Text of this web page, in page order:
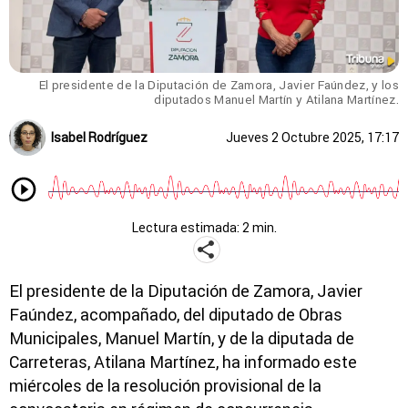
El presidente de la Diputación de Zamora, Javier Faúndez, y los
diputados Manuel Martín y Atilana Martínez.
Isabel Rodríguez Jueves 2 Octubre 2025, 17:17
Lectura estimada: 2 min.
El presidente de la Diputación de Zamora, Javier
Faúndez, acompañado, del diputado de Obras
Municipales, Manuel Martín, y de la diputada de
Carreteras, Atilana Martínez, ha informado este
miércoles de la resolución provisional de la